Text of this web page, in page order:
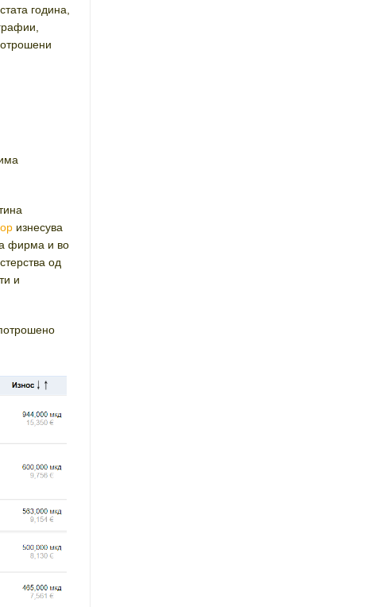
година,
изнесува
фирма и во
од
и